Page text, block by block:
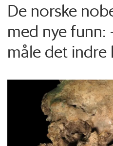
De norske
med nye funn:
måle det indre